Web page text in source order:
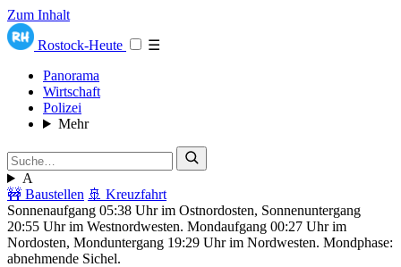
Zum Inhalt
Rostock-Heute
☰
Panorama
Wirtschaft
Polizei
Mehr
A
🚧 Baustellen 🚢 Kreuzfahrt
Sonnenaufgang 05:38 Uhr im Ostnordosten, Sonnenuntergang
20:55 Uhr im Westnordwesten. Mondaufgang 00:27 Uhr im
Nordosten, Monduntergang 19:29 Uhr im Nordwesten. Mondphase:
abnehmende Sichel.